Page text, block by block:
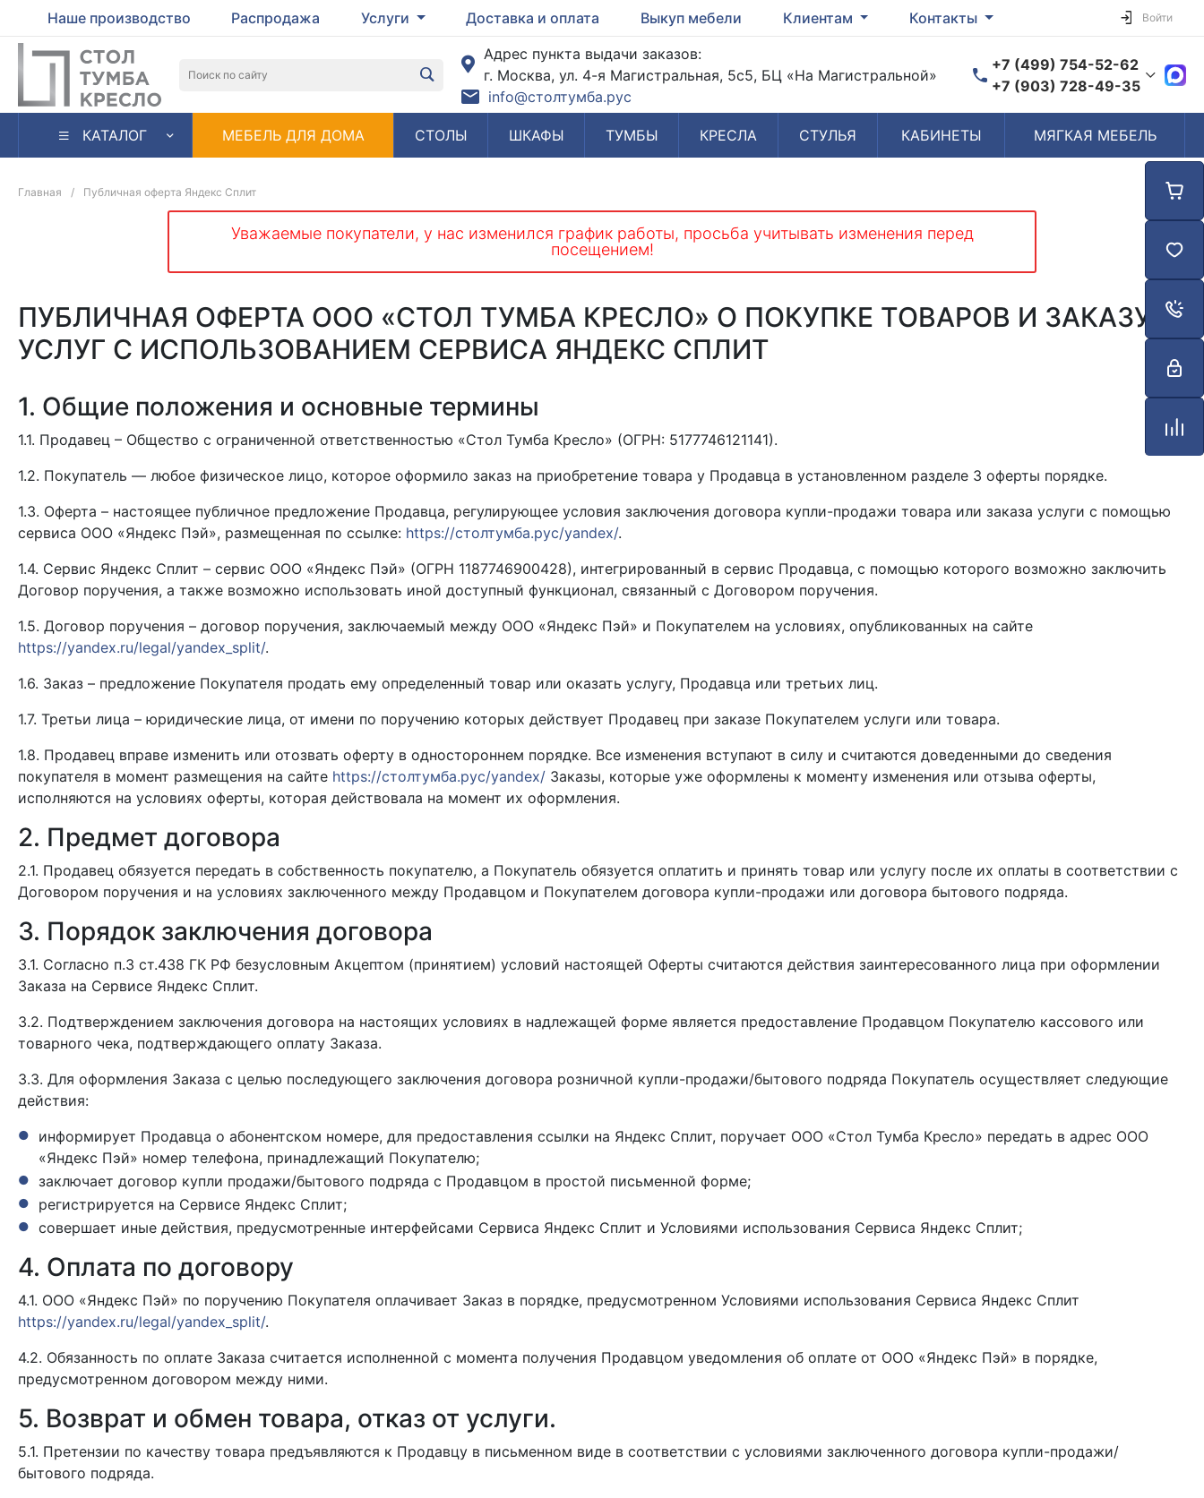
Наше производство Распродажа Услуги Доставка и оплата Выкуп мебели Клиентам Контакты Войти
Адрес пункта выдачи заказов:
г. Москва, ул. 4-я Магистральная, 5с5, БЦ «На Магистральной»
info@столтумба.рус
+7 (499) 754-52-62
+7 (903) 728-49-35
Время работы
Пн-Пт: 10:00-19:00
КАТАЛОГ МЕБЕЛЬ ДЛЯ ДОМА СТОЛЫ ШКАФЫ ТУМБЫ КРЕСЛА СТУЛЬЯ КАБИНЕТЫ МЯГКАЯ МЕБЕЛЬ
Главная / Публичная оферта Яндекс Сплит
Уважаемые покупатели, у нас изменился график работы, просьба учитывать изменения перед
посещением!
ПУБЛИЧНАЯ ОФЕРТА ООО «СТОЛ ТУМБА КРЕСЛО» О ПОКУПКЕ ТОВАРОВ И ЗАКАЗУ
УСЛУГ С ИСПОЛЬЗОВАНИЕМ СЕРВИСА ЯНДЕКС СПЛИТ
1. Общие положения и основные термины
1.1. Продавец – Общество с ограниченной ответственностью «Стол Тумба Кресло» (ОГРН: 5177746121141).
1.2. Покупатель — любое физическое лицо, которое оформило заказ на приобретение товара у Продавца в установленном разделе 3 оферты порядке.
1.3. Оферта – настоящее публичное предложение Продавца, регулирующее условия заключения договора купли-продажи товара или заказа услуги с помощью
сервиса ООО «Яндекс Пэй», размещенная по ссылке: https://столтумба.рус/yandex/.
1.4. Сервис Яндекс Сплит – сервис ООО «Яндекс Пэй» (ОГРН 1187746900428), интегрированный в сервис Продавца, с помощью которого возможно заключить
Договор поручения, а также возможно использовать иной доступный функционал, связанный с Договором поручения.
1.5. Договор поручения – договор поручения, заключаемый между ООО «Яндекс Пэй» и Покупателем на условиях, опубликованных на сайте
https://yandex.ru/legal/yandex_split/.
1.6. Заказ – предложение Покупателя продать ему определенный товар или оказать услугу, Продавца или третьих лиц.
1.7. Третьи лица – юридические лица, от имени по поручению которых действует Продавец при заказе Покупателем услуги или товара.
1.8. Продавец вправе изменить или отозвать оферту в одностороннем порядке. Все изменения вступают в силу и считаются доведенными до сведения
покупателя в момент размещения на сайте https://столтумба.рус/yandex/ Заказы, которые уже оформлены к моменту изменения или отзыва оферты,
исполняются на условиях оферты, которая действовала на момент их оформления.
2. Предмет договора
2.1. Продавец обязуется передать в собственность покупателю, а Покупатель обязуется оплатить и принять товар или услугу после их оплаты в соответствии с
Договором поручения и на условиях заключенного между Продавцом и Покупателем договора купли-продажи или договора бытового подряда.
3. Порядок заключения договора
3.1. Согласно п.3 ст.438 ГК РФ безусловным Акцептом (принятием) условий настоящей Оферты считаются действия заинтересованного лица при оформлении
Заказа на Сервисе Яндекс Сплит.
3.2. Подтверждением заключения договора на настоящих условиях в надлежащей форме является предоставление Продавцом Покупателю кассового или
товарного чека, подтверждающего оплату Заказа.
3.3. Для оформления Заказа с целью последующего заключения договора розничной купли-продажи/бытового подряда Покупатель осуществляет следующие
действия:
информирует Продавца о абонентском номере, для предоставления ссылки на Яндекс Сплит, поручает ООО «Стол Тумба Кресло» передать в адрес ООО
«Яндекс Пэй» номер телефона, принадлежащий Покупателю;
заключает договор купли продажи/бытового подряда с Продавцом в простой письменной форме;
регистрируется на Сервисе Яндекс Сплит;
совершает иные действия, предусмотренные интерфейсами Сервиса Яндекс Сплит и Условиями использования Сервиса Яндекс Сплит;
4. Оплата по договору
4.1. ООО «Яндекс Пэй» по поручению Покупателя оплачивает Заказ в порядке, предусмотренном Условиями использования Сервиса Яндекс Сплит
https://yandex.ru/legal/yandex_split/.
4.2. Обязанность по оплате Заказа считается исполненной с момента получения Продавцом уведомления об оплате от ООО «Яндекс Пэй» в порядке,
предусмотренном договором между ними.
5. Возврат и обмен товара, отказ от услуги.
5.1. Претензии по качеству товара предъявляются к Продавцу в письменном виде в соответствии с условиями заключенного договора купли-продажи/
бытового подряда.